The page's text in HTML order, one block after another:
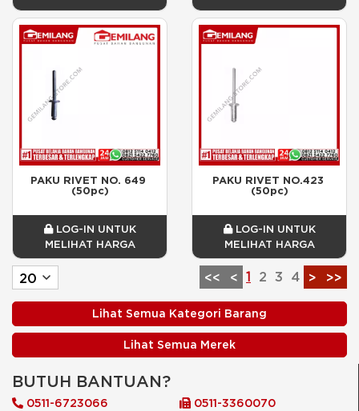
PAKU RIVET NO. 649
(50pc)
LOG-IN UNTUK
MELIHAT HARGA
PAKU RIVET NO.423
(50pc)
LOG-IN UNTUK
MELIHAT HARGA
<< < 1 2 3 4 > >>
Lihat Semua Kategori Barang
Lihat Semua Merek
BUTUH BANTUAN?
0511-6723066
0511-3360070